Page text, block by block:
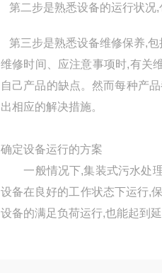
第二步是熟悉设备的运行状况
第三步是熟悉设备维修保养,
维修时间、应注意事项时,有关
自己产品的缺点。然而每种产
出相应的解决措施。
确定设备运行的方案
一般情况下,集装式污水处
设备在良好的工作状态下运行,
设备的满足负荷运行,也能起到